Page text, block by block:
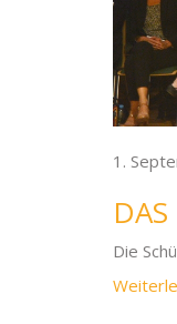
1.
Die